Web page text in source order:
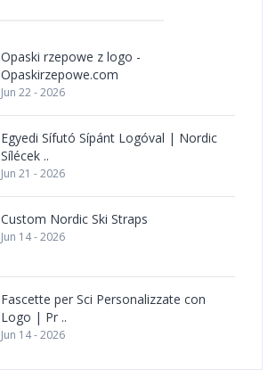
Opaski rzepowe z logo -
Opaskirzepowe.com
Jun 22 - 2026
Egyedi Sífutó Sípánt Logóval | Nordic
Sílécek ..
Jun 21 - 2026
Custom Nordic Ski Straps
Jun 14 - 2026
Fascette per Sci Personalizzate con
Logo | Pr ..
Jun 14 - 2026